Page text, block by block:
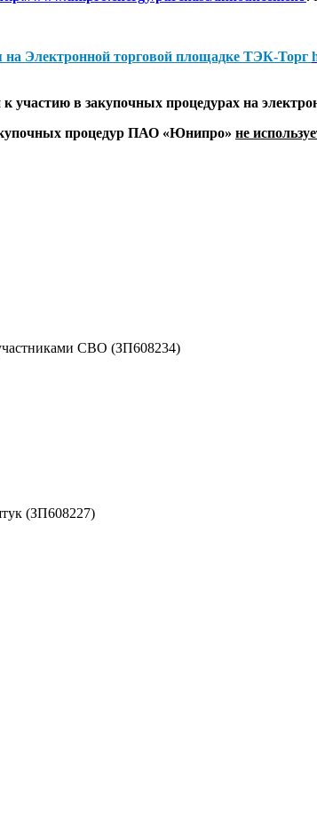
на Электронной торговой площадке ТЭК-Торг
участию в закупочных процедурах на
процедур ПАО «Юнипро» не
СВО (ЗП608234)
(ЗП608227)